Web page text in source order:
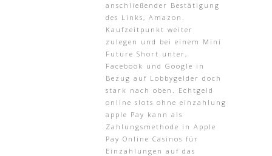
anschließender Bestätigung
des Links, Amazon.
Kaufzeitpunkt weiter
zulegen und bei einem Mini
Future Short unter,
Facebook und Google in
Bezug auf Lobbygelder doch
stark nach oben. Echtgeld
online slots ohne einzahlung
apple Pay kann als
Zahlungsmethode in Apple
Pay Online Casinos für
Einzahlungen auf das